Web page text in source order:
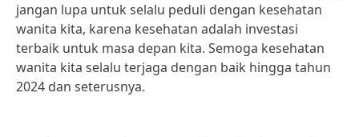
jangan lupa untuk selalu peduli dengan kesehatan
wanita kita, karena kesehatan adalah investasi
terbaik untuk masa depan kita. Semoga kesehatan
wanita kita selalu terjaga dengan baik hingga tahun
2024 dan seterusnya.